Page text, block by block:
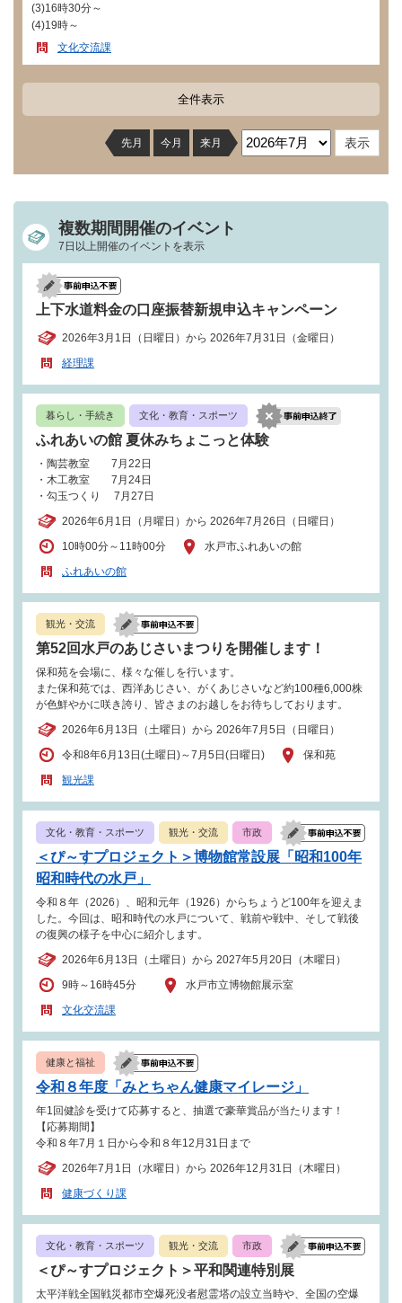
(3)16時30分～
(4)19時～
文化交流課
全件表示
先月 今月 来月
複数期間開催のイベント
7日以上開催のイベントを表示
上下水道料金の口座振替新規申込キャンペーン
2026年3月1日（日曜日）から 2026年7月31日（金曜日）
経理課
暮らし・手続き 文化・教育・スポーツ
ふれあいの館 夏休みちょこっと体験
・陶芸教室 7月22日
・木工教室 7月24日
・勾玉つくり 7月27日
2026年6月1日（月曜日）から 2026年7月26日（日曜日）
10時00分～11時00分
水戸市ふれあいの館
ふれあいの館
観光・交流
第52回水戸のあじさいまつりを開催します！
保和苑を会場に、様々な催しを行います。
また保和苑では、西洋あじさい、がくあじさいなど約100種6,000株
が色鮮やかに咲き誇り、皆さまのお越しをお待ちしております。
2026年6月13日（土曜日）から 2026年7月5日（日曜日）
令和8年6月13日(土曜日)～7月5日(日曜日)
保和苑
観光課
文化・教育・スポーツ 観光・交流 市政
＜ぴ～すプロジェクト＞博物館常設展「昭和100年
昭和時代の水戸」
令和８年（2026）、昭和元年（1926）からちょうど100年を迎えま
した。今回は、昭和時代の水戸について、戦前や戦中、そして戦後
の復興の様子を中心に紹介します。
2026年6月13日（土曜日）から 2027年5月20日（木曜日）
9時～16時45分
水戸市立博物館展示室
文化交流課
健康と福祉
令和８年度「みとちゃん健康マイレージ」
年1回健診を受けて応募すると、抽選で豪華賞品が当たります！
【応募期間】
令和８年7月１日から令和８年12月31日まで
2026年7月1日（水曜日）から 2026年12月31日（木曜日）
健康づくり課
文化・教育・スポーツ 観光・交流 市政
＜ぴ～すプロジェクト＞平和関連特別展
太平洋戦全国戦災都市空爆死没者慰霊塔の設立当時や、全国の空爆